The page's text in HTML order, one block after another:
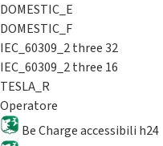
DOMESTIC_E
DOMESTIC_F
IEC_60309_2 three 32
IEC_60309_2 three 16
TESLA_R
Operatore
Be Charge accessibili h24